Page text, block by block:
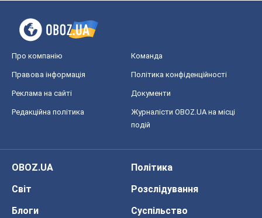
Про компанію Команда
Правова інформація Політика конфіденційності
Реклама на сайті Документи
Редакційна політика
Журналісти OBOZ.UA на місці
подій
OBOZ.UA
Політика
Світ
Розслідування
Блоги
Суспільство